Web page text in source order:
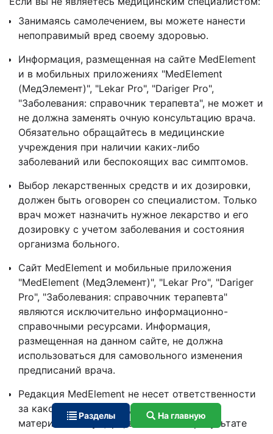
Занимаясь самолечением, вы можете нанести
непоправимый вред своему здоровью.
Информация, размещенная на сайте MedElement
и в мобильных приложениях "MedElement
(МедЭлемент)", "Lekar Pro", "Dariger Pro",
"Заболевания: справочник терапевта", не может и
не должна заменять очную консультацию врача.
Обязательно обращайтесь в медицинские
учреждения при наличии каких-либо
заболеваний или беспокоящих вас симптомов.
Выбор лекарственных средств и их дозировки,
должен быть оговорен со специалистом. Только
врач может назначить нужное лекарство и его
дозировку с учетом заболевания и состояния
организма больного.
Сайт MedElement и мобильные приложения
"MedElement (МедЭлемент)", "Lekar Pro", "Dariger
Pro", "Заболевания: справочник терапевта"
являются исключительно информационно-
справочными ресурсами. Информация,
размещенная на данном сайте, не должна
использоваться для самовольного изменения
предписаний врача.
Редакция MedElement не несет ответственности
за какой-либо ущерб здоровью или
материальный ущерб, возникший в результате
Разделы На главную